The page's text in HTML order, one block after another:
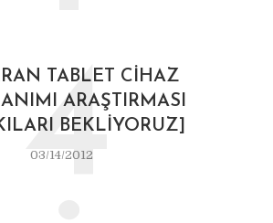
TABLET CIHAZ
ARAŞTIRMASI
BEKLIYORUZ]
03/14/2012
4